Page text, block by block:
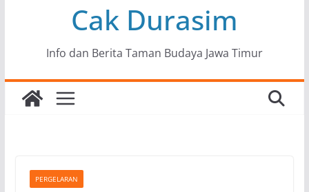
Cak Durasim
Info dan Berita Taman Budaya Jawa Timur
PERGELARAN